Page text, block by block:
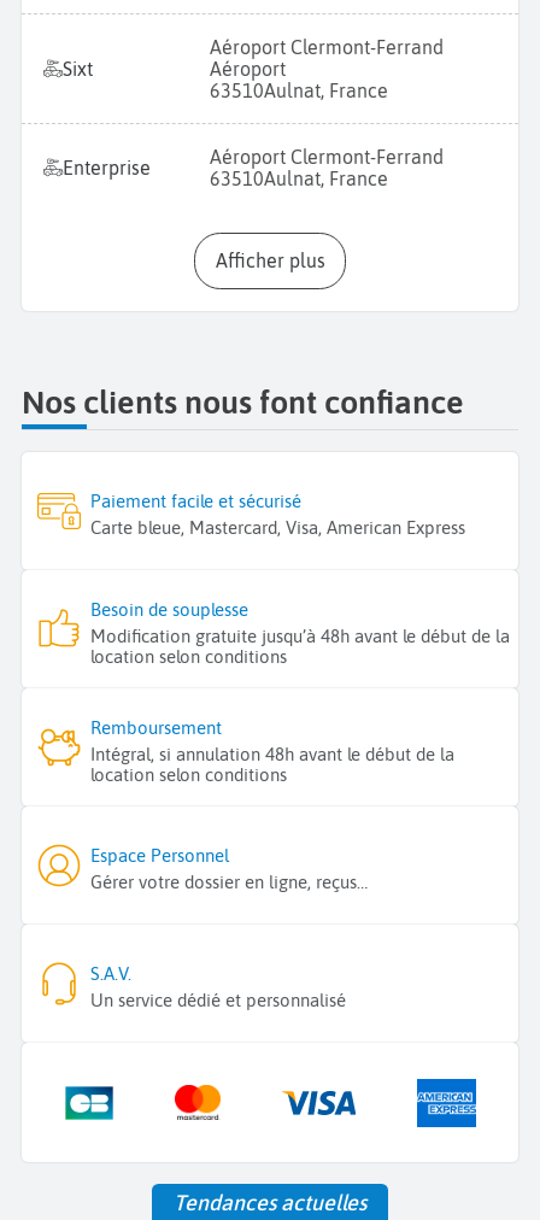
Sixt
Aéroport Clermont-Ferrand
Aéroport
63510Aulnat, France
Enterprise
Aéroport Clermont-Ferrand
63510Aulnat, France
Afficher plus
Nos clients nous font confiance
Paiement facile et sécurisé
Carte bleue, Mastercard, Visa, American Express
Besoin de souplesse
Modification gratuite jusqu’à 48h avant le début de la
location selon conditions
Remboursement
Intégral, si annulation 48h avant le début de la
location selon conditions
Espace Personnel
Gérer votre dossier en ligne, reçus…
S.A.V.
Un service dédié et personnalisé
Tendances actuelles